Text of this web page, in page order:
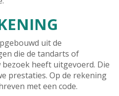
uit de
die de tandarts of
heeft uitgevoerd. Die
prestaties. Op de rekening
met een code.